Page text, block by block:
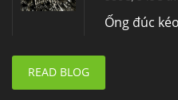
Ống đúc
READ BLOG